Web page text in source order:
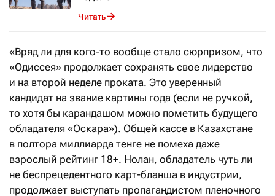
Читать
«Вряд ли для кого-то вообще стало сюрпризом, что
«Одиссея» продолжает сохранять свое лидерство
и на второй неделе проката. Это уверенный
кандидат на звание картины года (если не ручкой,
то хотя бы карандашом можно пометить будущего
обладателя «Оскара»). Общей кассе в Казахстане
в полтора миллиарда тенге не помеха даже
взрослый рейтинг 18+. Нолан, обладатель чуть ли
не беспрецедентного карт-бланша в индустрии,
продолжает выступать пропагандистом пленочного